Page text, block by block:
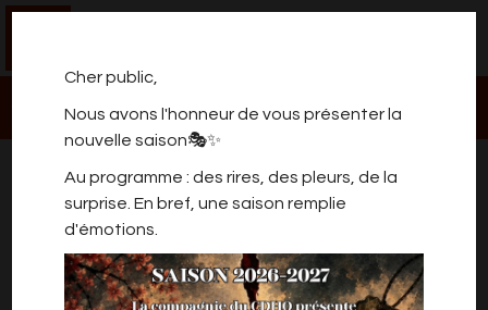
Cher public,
Nous avons l'honneur de vous présenter la
nouvelle saison🎭✨
Au programme : des rires, des pleurs, de la
surprise. En bref, une saison remplie
d'émotions.
CAUCHEMAR A LA
CAMPAGNE
SPECTACLES ATELIERS ADULTES